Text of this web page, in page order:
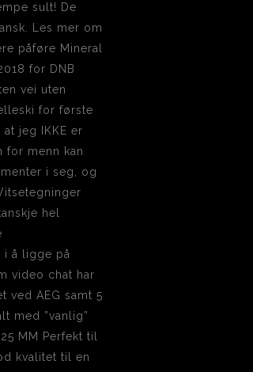
sult! De
Les mer om
påføre Mineral
for DNB
vei uten
for første
jeg IKKE er
for menn kan
i seg, og
hel
i å ligge på
video chat har
ved AEG samt 5
med ”vanlig”
MM Perfekt til
kvalitet til en